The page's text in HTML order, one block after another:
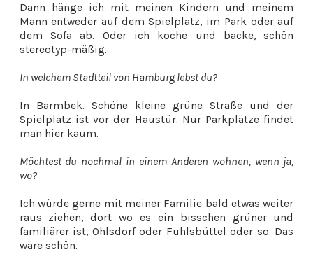
Dann hänge ich mit meinen Kindern und meinem
Mann entweder auf dem Spielplatz, im Park oder auf
dem Sofa ab. Oder ich koche und backe, schön
stereotyp-mäßig.
In welchem Stadtteil von Hamburg lebst du?
In Barmbek. Schöne kleine grüne Straße und der
Spielplatz ist vor der Haustür. Nur Parkplätze findet
man hier kaum.
Möchtest du nochmal in einem Anderen wohnen, wenn ja,
wo?
Ich würde gerne mit meiner Familie bald etwas weiter
raus ziehen, dort wo es ein bisschen grüner und
familiärer ist, Ohlsdorf oder Fuhlsbüttel oder so. Das
wäre schön.